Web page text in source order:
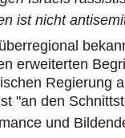
ist nicht
erweiterten
Regierung
"an den
und